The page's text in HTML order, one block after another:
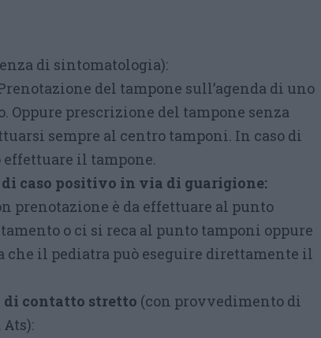
di sintomatologia):
del tampone sull’agenda di uno
prescrizione del tampone senza
sempre al centro tamponi. In caso di
il tampone.
caso positivo in via di guarigione:
prenotazione è da effettuare al punto
o ci si reca al punto tamponi oppure
che il pediatra può eseguire direttamente il
di contatto stretto (con provvedimento di